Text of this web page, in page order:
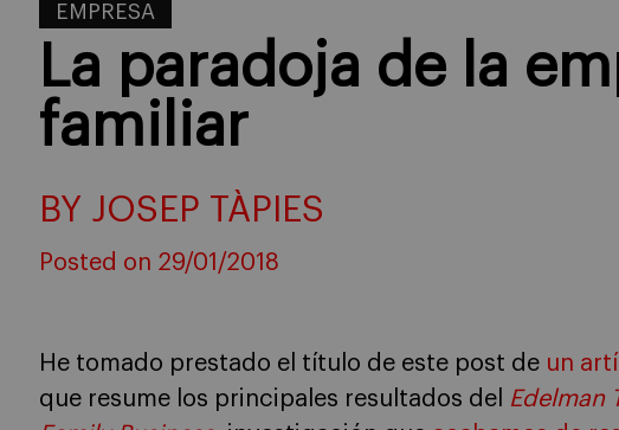
EMPRESA
La paradoja de la
familiar
BY JOSEP TÀPIES
Posted on 29/01/2018
He tomado prestado el título de este post de un
que resume los principales resultados del Edelman